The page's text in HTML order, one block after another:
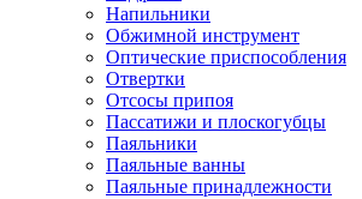
Напильники
Обжимной инструмент
Оптические приспособления
Отвертки
Отсосы припоя
Пассатижи и плоскогубцы
Паяльники
Паяльные ванны
Паяльные принадлежности